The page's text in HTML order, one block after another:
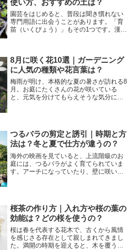
使い方、おすすめの土は？
園芸をはじめると、普段は聞き慣れない
専門用語に出会うことがあります。「育
苗（いくびょう）」もその1つです。漢字
は、育苗とは何なのかや、...
8月に咲く花10選｜ガーデニング
に人気の種類や花言葉は？
梅雨が明け、本格的な夏の暑さが訪れる8
月。お庭にたくさんの花が咲いている
と、元気を分けてもらえそうな気分にな
んな8月に咲く花のうち、...
つるバラの剪定と誘引｜時期と方
法は？冬と夏で仕方が違うの？
海外の映画を見ていると、上流階級のお
庭には、つるバラがよく育てられていま
す。アーチになっていたり、壁に咲いて
必要です。今回はその剪定...
桜茶の作り方｜入れ方や桜の葉の
効能は？どの桜を使うの？
桜は春を代表する花木で、古くから風情
を感じさる存在として親しまれてきまし
た。満開の時期を迎えると、木を覆うよ